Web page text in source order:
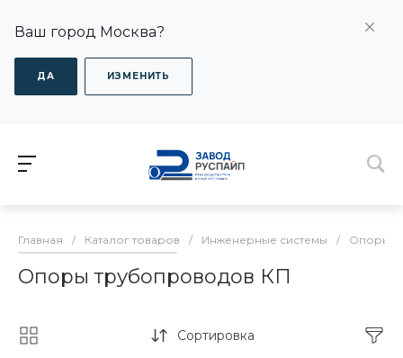
Ваш город Москва?
ДА ИЗМЕНИТЬ
Главная / Каталог товаров / Инженерные системы / Опоры
Опоры трубопроводов КП
Сортировка